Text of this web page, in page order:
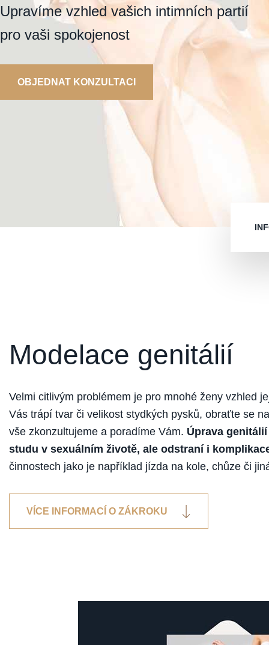
Upravíme vzhled vašich intimních partií
pro vaši spokojenost
OBJEDNAT KONZULTACI
Modelace genitálií
Velmi citlivým problémem je pro mnohé ženy vzhled
Vás trápí tvar či velikost stydkých pysků, obraťte se
vše zkonzultujeme a poradíme Vám. Úprava
studu v sexuálním životě, ale odstraní i
činnostech jako je například jízda na kole, chůze či
VÍCE INFORMACÍ O ZÁKROKU